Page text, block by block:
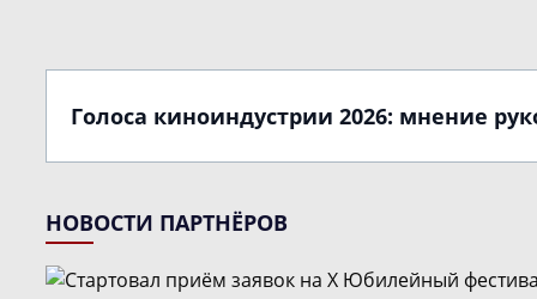
Голоса киноиндустрии 2026: мнение
НОВОСТИ ПАРТНЁРОВ